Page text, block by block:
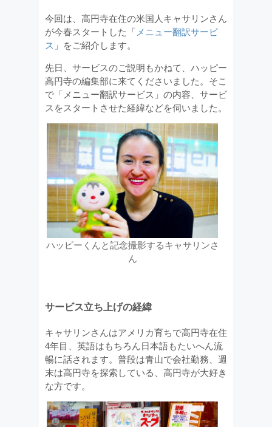
今回は、高円寺在住の米国人キャサリンさん
が今春スタートした「 メニュー翻訳サービ
ス 」をご紹介します。
先日、サービスのご説明もかねて、ハッピー
高円寺の編集部に来てくださいました。そこ
で「メニュー翻訳サービス」の内容、サービ
スをスタートさせた経緯などを伺いました。
ハッピーくんと記念撮影するキャサリンさ
ん
サービス立ち上げの経緯
キャサリンさんはアメリカ育ちで高円寺在住
4年目、英語はもちろん日本語もたいへん流
暢に話されます。普段は青山で会社勤務、週
末は高円寺を探索している、高円寺が大好き
な方です。